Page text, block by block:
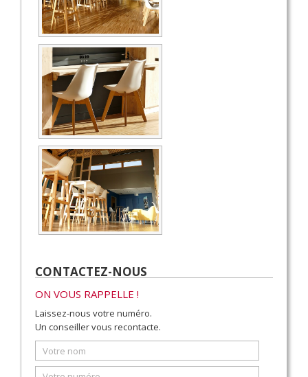
CONTACTEZ-NOUS
ON VOUS RAPPELLE !
Laissez-nous votre numéro.
Un conseiller vous recontacte.